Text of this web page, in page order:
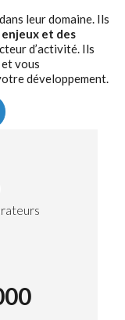
leur domaine. Ils
et des
d’activité. Ils
vous
développement.